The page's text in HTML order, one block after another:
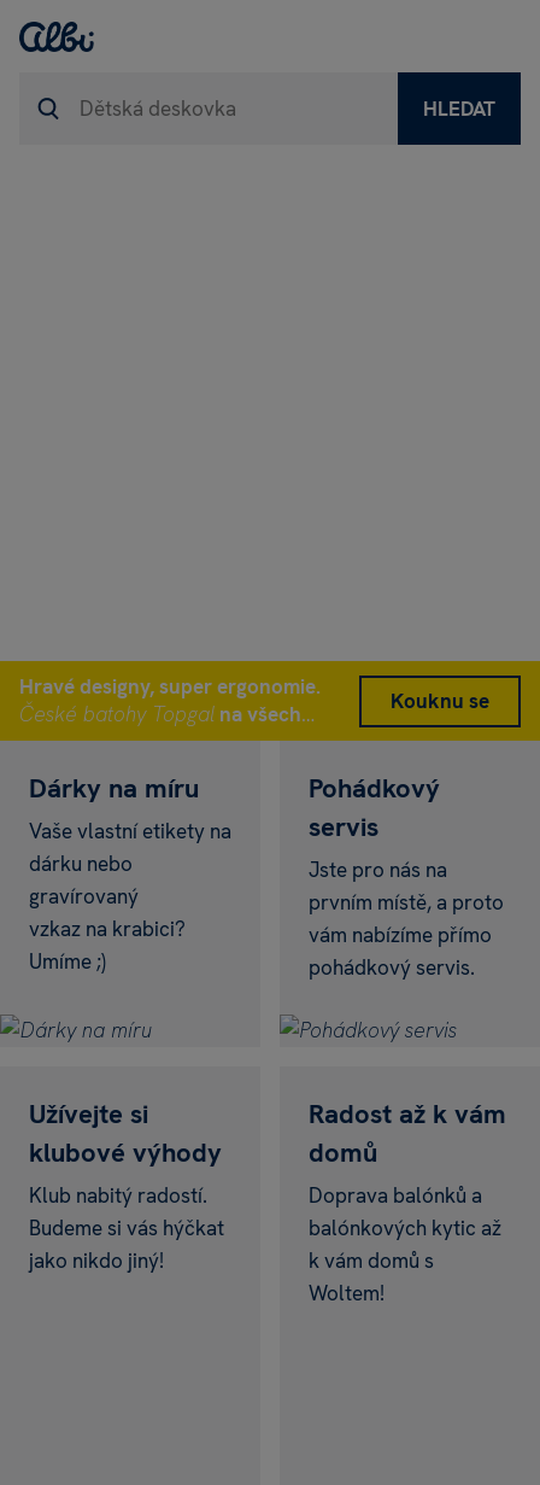
HLEDAT
Hravé designy, super ergonomie.
České batohy Topgal na všech
prodejnách Albi
Kouknu se
Vstupenkado Mirakula
ke každému
Na prodejnách i e-
Dárky na míru
Vaše vlastní etikety na
dárku nebo
gravírovaný
vzkaz na krabici?
Umíme ;)
Pohádkový
servis
Jste pro nás na
prvním místě, a proto
vám nabízíme přímo
pohádkový servis.
Užívejte si
klubové výhody
Klub nabitý radostí.
Budeme si vás hýčkat
jako nikdo jiný!
Radost až k vám
domů
Doprava balónků a
balónkových kytic až
k vám domů s
Woltem!